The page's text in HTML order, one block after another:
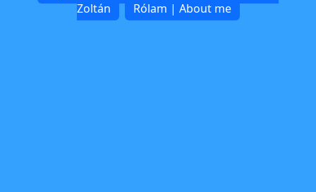
Zoltán
Rólam | About me